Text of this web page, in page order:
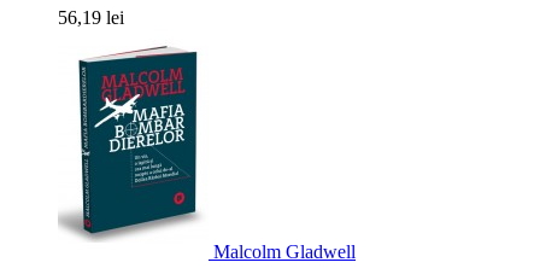
56,19 lei
Malcolm Gladwell